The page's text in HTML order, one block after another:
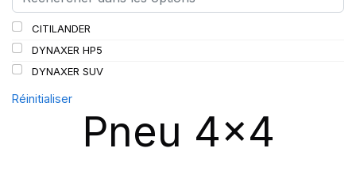
CITILANDER
DYNAXER HP5
DYNAXER SUV
Réinitialiser
Pneu 4x4